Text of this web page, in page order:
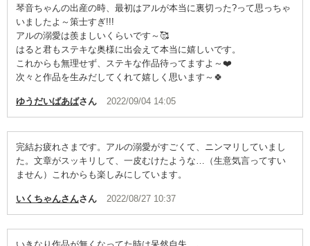
琴音ちゃんの出産の時、最初はアルが本当に裏切った?って思っちゃ
いましたよ～策士すぎ!!!
アルの溺愛は羨ましいくらいです～🥰
はると君もステキな奥様に出会えて本当に嬉しいです。
これからも無理せず、ステキな作品待ってますよ～❤️
次々と作品を生みだしてくれて嬉しく思います～🍀
ゆうだいばあばさん 2022/09/04 14:05
完結お疲れさまです。アルの溺愛がすごくて、ニンマリしていまし
た。文章がスッキリして、一皮むけたような…（生意気言ってすい
ません）これからも楽しみにしています。
いくちゃんさんさん 2022/08/27 10:37